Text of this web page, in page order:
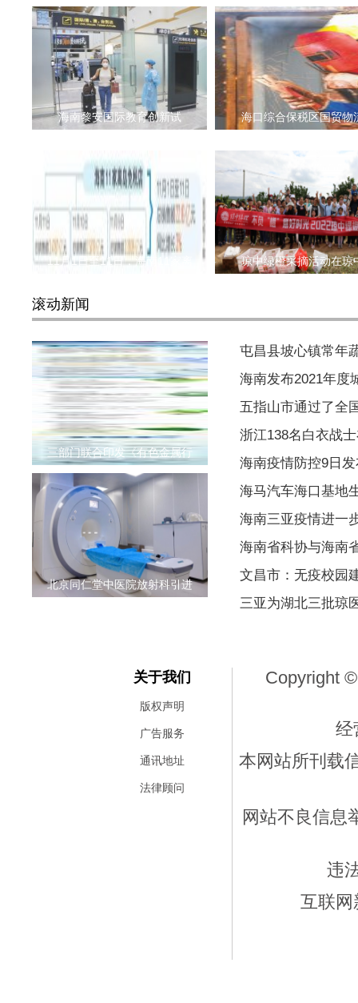
海南黎安国际教育创新试 海口综合保税区国贸物
11月1日至11日，海南11家离 琼中绿橙采摘活动在琼
滚动新闻
三部门联合印发《有色金属行
北京同仁堂中医院放射科引进
屯昌县坡心镇常年
海南发布2021年度
五指山市通过了全
浙江138名白衣战
海南疫情防控9日
海马汽车海口基地
海南三亚疫情进一
海南省科协与海南
文昌市：无疫校园
三亚为湖北三批琼
关于我们
版权声明
广告服务
通讯地址
法律顾问
Copyright
经
本网站所刊载
网站不良信息
违
互联网